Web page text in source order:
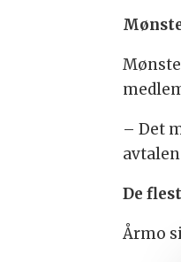
– Det
De
Årmo